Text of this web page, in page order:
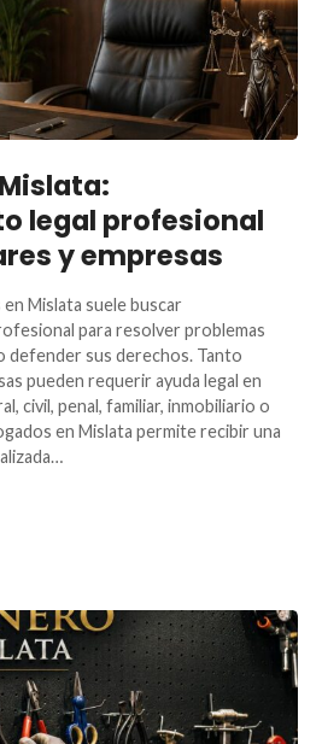
legal profesional
y empresas
Mislata suele buscar
para resolver problemas
defender sus derechos. Tanto
pueden requerir ayuda legal en
civil, penal, familiar, inmobiliario o
en Mislata permite recibir una